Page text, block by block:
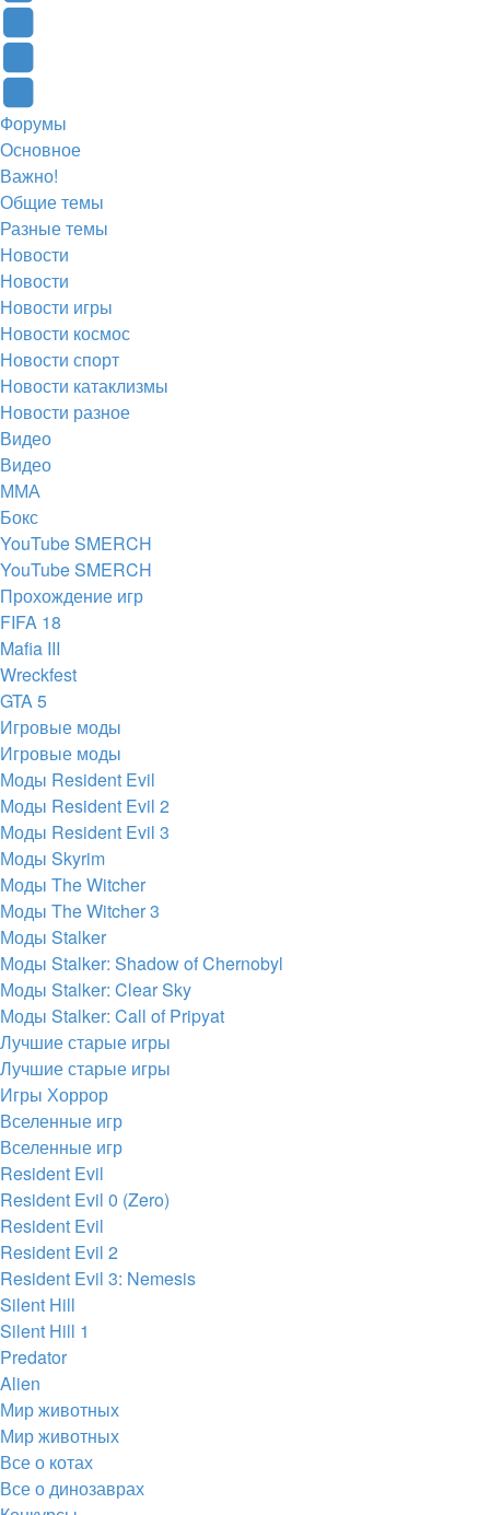
вкладке)
вкладке)
новой
вкладке)
в
новой
вкладке)
(Откроется
в
новой
вкладке)
Форумы
Основное
Важно!
Общие темы
Разные темы
Новости
Новости
Новости игры
Новости космос
Новости спорт
Новости катаклизмы
Новости разное
Видео
Видео
ММА
Бокс
YouTube SMERCH
YouTube SMERCH
Прохождение игр
FIFA 18
Mafia III
Wreckfest
GTA 5
Игровые моды
Игровые моды
Моды Resident Evil
Моды Resident Evil 2
Моды Resident Evil 3
Моды Skyrim
Моды The Witcher
Моды The Witcher 3
Моды Stalker
Моды Stalker: Shadow of Chernobyl
Моды Stalker: Clear Sky
Моды Stalker: Call of Pripyat
Лучшие старые игры
Лучшие старые игры
Игры Хоррор
Вселенные игр
Вселенные игр
Resident Evil
Resident Evil 0 (Zero)
Resident Evil
Resident Evil 2
Resident Evil 3: Nemesis
Silent Hill
Silent Hill 1
Predator
Alien
Мир животных
Мир животных
Все о котах
Все о динозаврах